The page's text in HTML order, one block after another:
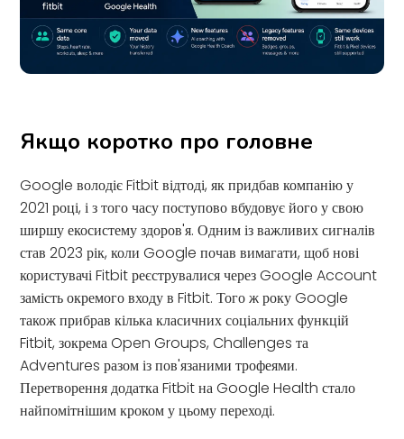
Якщо коротко про головне
Google володіє Fitbit відтоді, як придбав компанію у
2021 році, і з того часу поступово вбудовує його у свою
ширшу екосистему здоров'я. Одним із важливих сигналів
став 2023 рік, коли Google почав вимагати, щоб нові
користувачі Fitbit реєструвалися через Google Account
замість окремого входу в Fitbit. Того ж року Google
також прибрав кілька класичних соціальних функцій
Fitbit, зокрема Open Groups, Challenges та
Adventures разом із пов'язаними трофеями.
Перетворення додатка Fitbit на Google Health стало
найпомітнішим кроком у цьому переході.